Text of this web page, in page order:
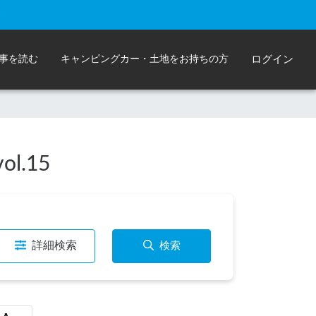
を読む キャンピングカー・土地をお持ちの方 ログイン
詳細検索 検索